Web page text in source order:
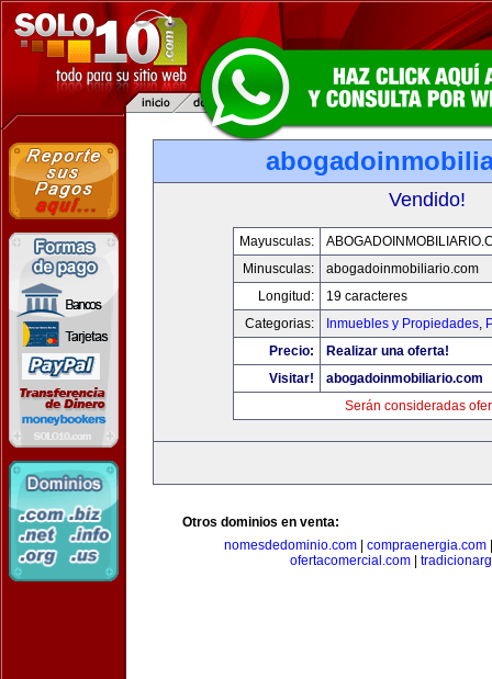
Vendido!
Mayusculas:
Minusculas:
abogadoinmobiliario.com
Longitud:
19 caracteres
Categorias:
Inmuebles y Propiedades,
Precio:
Realizar una oferta!
Visitar!
abogadoinmobiliario.com
Serán consideradas
Otros dominios en venta:
nomesdedominio.com| compraenergia.com
ofertacomercial.com